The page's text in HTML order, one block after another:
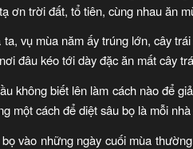
ơn trời đất, tổ tiên, cùng nhau ăn
vụ mùa năm ấy trúng lớn, cây
đâu kéo tới dày đặc ăn mất cây
không biết lên làm cách nào để
một cách để diệt sâu bọ là mỗi
vào những ngày cuối mùa